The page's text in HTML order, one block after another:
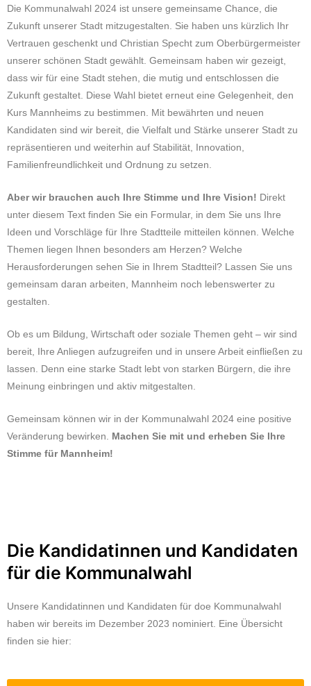
Die Kommunalwahl 2024 ist unsere gemeinsame Chance, die
Zukunft unserer Stadt mitzugestalten. Sie haben uns kürzlich Ihr
Vertrauen geschenkt und Christian Specht zum Oberbürgermeister
unserer schönen Stadt gewählt. Gemeinsam haben wir gezeigt,
dass wir für eine Stadt stehen, die mutig und entschlossen die
Zukunft gestaltet. Diese Wahl bietet erneut eine Gelegenheit, den
Kurs Mannheims zu bestimmen. Mit bewährten und neuen
Kandidaten sind wir bereit, die Vielfalt und Stärke unserer Stadt zu
repräsentieren und weiterhin auf Stabilität, Innovation,
Familienfreundlichkeit und Ordnung zu setzen.
Aber wir brauchen auch Ihre Stimme und Ihre Vision! Direkt
unter diesem Text finden Sie ein Formular, in dem Sie uns Ihre
Ideen und Vorschläge für Ihre Stadtteile mitteilen können. Welche
Themen liegen Ihnen besonders am Herzen? Welche
Herausforderungen sehen Sie in Ihrem Stadtteil? Lassen Sie uns
gemeinsam daran arbeiten, Mannheim noch lebenswerter zu
gestalten.
Ob es um Bildung, Wirtschaft oder soziale Themen geht – wir sind
bereit, Ihre Anliegen aufzugreifen und in unsere Arbeit einfließen zu
lassen. Denn eine starke Stadt lebt von starken Bürgern, die ihre
Meinung einbringen und aktiv mitgestalten.
Gemeinsam können wir in der Kommunalwahl 2024 eine positive
Veränderung bewirken. Machen Sie mit und erheben Sie Ihre
Stimme für Mannheim!
Die Kandidatinnen und Kandidaten
für die Kommunalwahl
Unsere Kandidatinnen und Kandidaten für doe Kommunalwahl
haben wir bereits im Dezember 2023 nominiert. Eine Übersicht
finden sie hier: